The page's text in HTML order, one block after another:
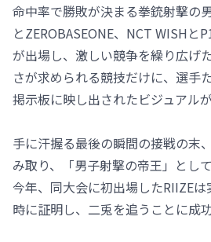
命中率で勝敗が決まる拳銃射撃の
とZEROBASEONE、NCT WISH
が出場し、激しい競争を繰り広げ
さが求められる競技だけに、選手
掲示板に映し出されたビジュアル
手に汗握る最後の瞬間の接戦の末
み取り、「男子射撃の帝王」とし
今年、同大会に初出場したRIIZE
時に証明し、二兎を追うことに成功